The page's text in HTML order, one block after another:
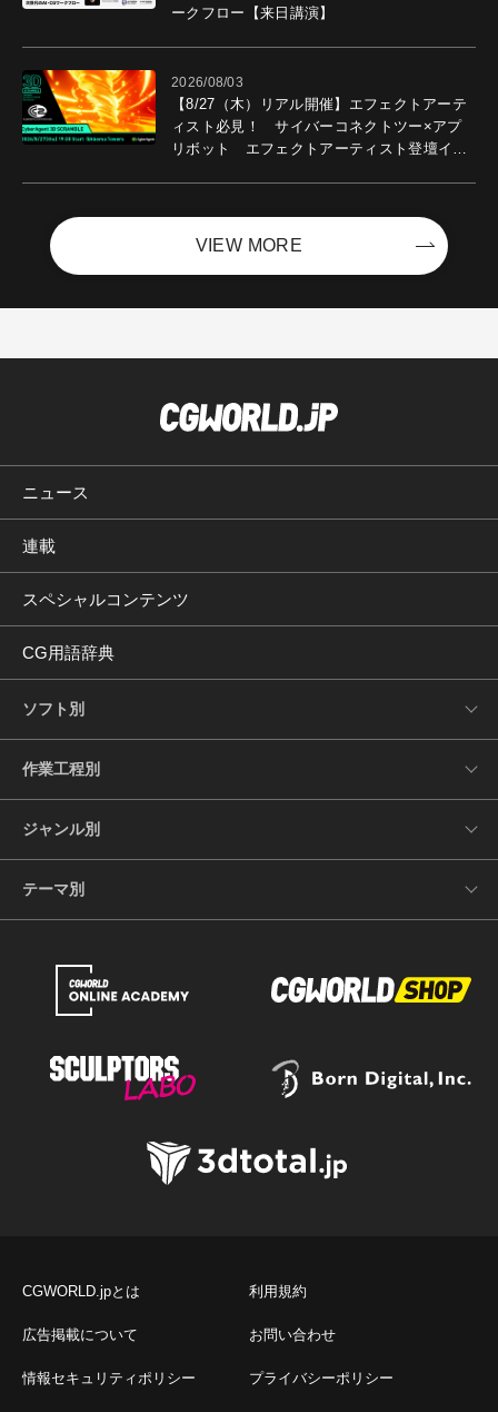
ークフロー【来日講演】
2026/08/03
【8/27（木）リアル開催】エフェクトアーテ
ィスト必見！ サイバーコネクトツー×アプ
リボット エフェクトアーティスト登壇イベ
VIEW MORE
ニュース
連載
スペシャルコンテンツ
CG用語辞典
ソフト別
作業工程別
ジャンル別
テーマ別
CGWORLD.jpとは 利用規約
広告掲載について お問い合わせ
情報セキュリティポリシー プライバシーポリシー